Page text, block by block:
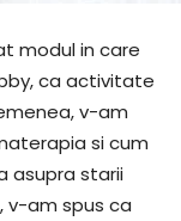
modul in care
ca activitate
v-am
si cum
asupra starii
v-am spus ca